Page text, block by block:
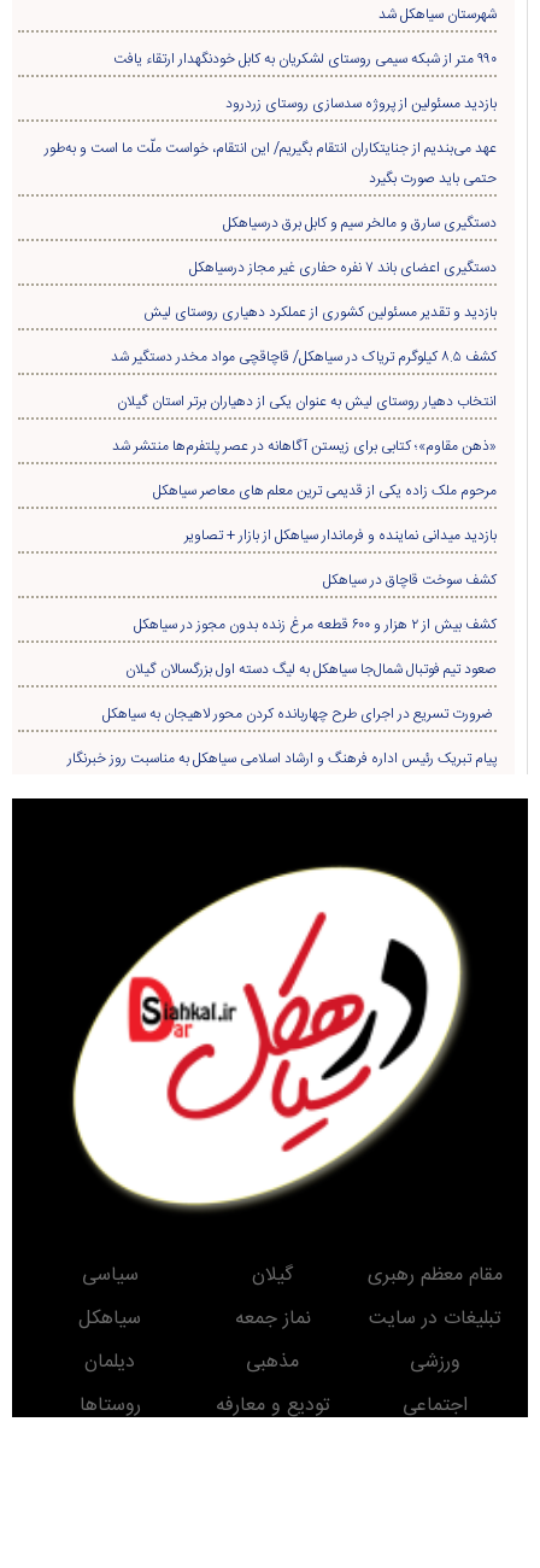
شهرستان سیاهکل شد
۹۹۰ متر از شبکه سیمی روستای لشکریان به کابل خودنگهدار ارتقاء یافت
بازدید مسئولین از پروژه سدسازی روستای زردرود
عهد می‌بندیم از جنایتکاران انتقام بگیریم/ این انتقام، خواست ملّت ما است و به‌طور
حتمی باید صورت بگیرد
دستگیری سارق و مالخر سیم و کابل برق درسیاهکل
دستگیری اعضای باند ۷ نفره حفاری غير مجاز درسیاهکل
بازدید و تقدیر مسئولین کشوری از عملکرد دهیاری روستای لیش
کشف ۸.۵ کیلوگرم تریاک در سیاهکل/ قاچاقچی مواد مخدر دستگیر شد
انتخاب دهیار روستای لیش به عنوان یکی از دهیاران برتر استان گیلان
«ذهن مقاوم»؛ کتابی برای زیستن آگاهانه در عصر پلتفرم‌ها منتشر شد
مرحوم ملک زاده یکی از قدیمی ترین معلم های معاصر سیاهکل
بازدید میدانی نماینده و فرماندار سیاهکل از بازار + تصاویر
کشف سوخت قاچاق در سياهکل
کشف بیش از ۲ هزار و ۶۰۰ قطعه مرغ زنده بدون مجوز در سیاهکل
صعود تیم فوتبال شمال‌جا‌ سیاهکل به لیگ دسته اول بزرگسالان گیلان
ضرورت تسریع در اجرای طرح چهاربانده کردن محور لاهیجان به سیاهکل
پیام تبریک رئیس اداره فرهنگ و ارشاد اسلامی سیاهکل به مناسبت روز خبرنگار
مقام معظم رهبری گیلان
سیاسی
تبلیغات در سایت
نماز جمعه
سیاهکل
ورزشی
مذهبی
دیلمان
اجتماعی
تودیع و معارفه
روستاها